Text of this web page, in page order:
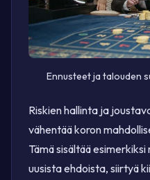
Ennusteet ja talouden
Riskien hallinta ja
vähentää koron
Tämä sisältää
uusista ehdoista, siirtyä